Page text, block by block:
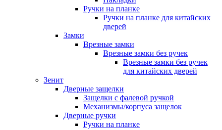
Ручки на планке
Ручки на планке для китайских
дверей
Замки
Врезные замки
Врезные замки без ручек
Врезные замки без ручек
для китайских дверей
Зенит
Дверные защелки
Защелки с фалевой ручкой
Механизмы/корпуса защелок
Дверные ручки
Ручки на планке